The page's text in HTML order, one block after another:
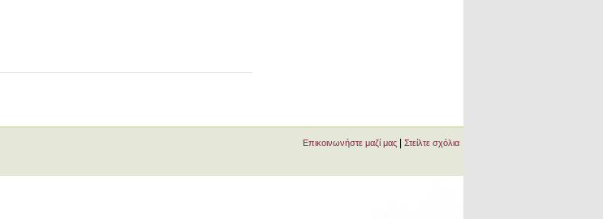
Επικοινωνήστε μαζί μας Στείλτε σχόλια